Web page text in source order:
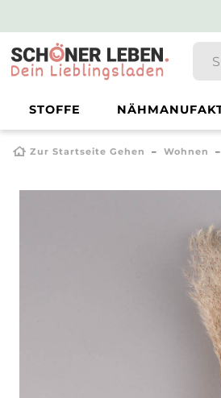
STOFFE
Zur Startseite Gehen Wohnen